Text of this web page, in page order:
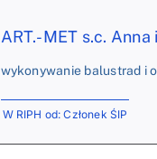
ART.-MET s.c.
wykonywanie balustrad i
W RIPH od: Członek ŚIP